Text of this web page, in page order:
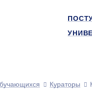
Кураторы